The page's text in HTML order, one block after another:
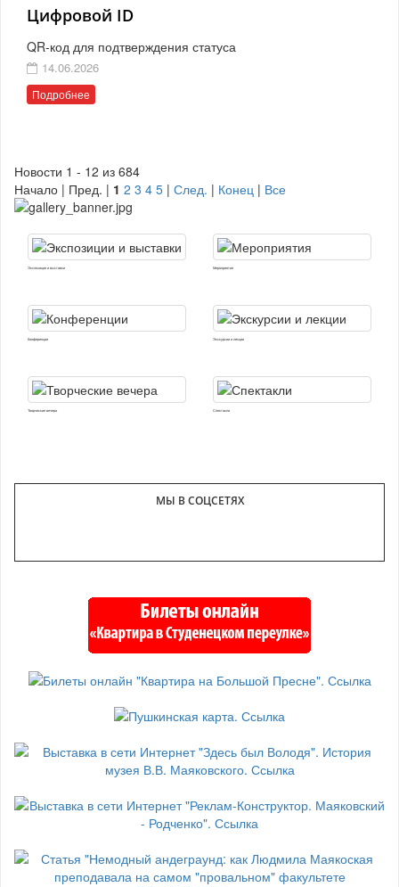
Цифровой ID
QR-код для подтверждения статуса
14.06.2026
Подробнее
Новости 1 - 12 из 684
Начало | Пред. | 1 2 3 4 5 | След. | Конец | Все
Экспозиции и выставки Мероприятия
Конференции Экскурсии и лекции
Творческие вечера Спектакли
МЫ В СОЦСЕТЯХ